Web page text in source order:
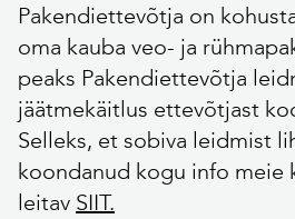
Pakendiettevõtja on
oma kauba veo- ja
peaks Pakendiettevõtja
jäätmekäitlus ettevõtjast
Selleks, et sobiva leidmist
koondanud kogu info meie
leitav SIIT.